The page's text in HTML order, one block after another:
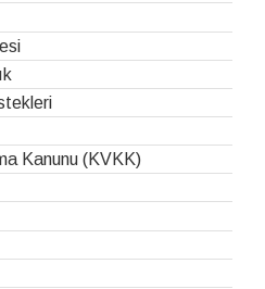
Kanunu (KVKK)